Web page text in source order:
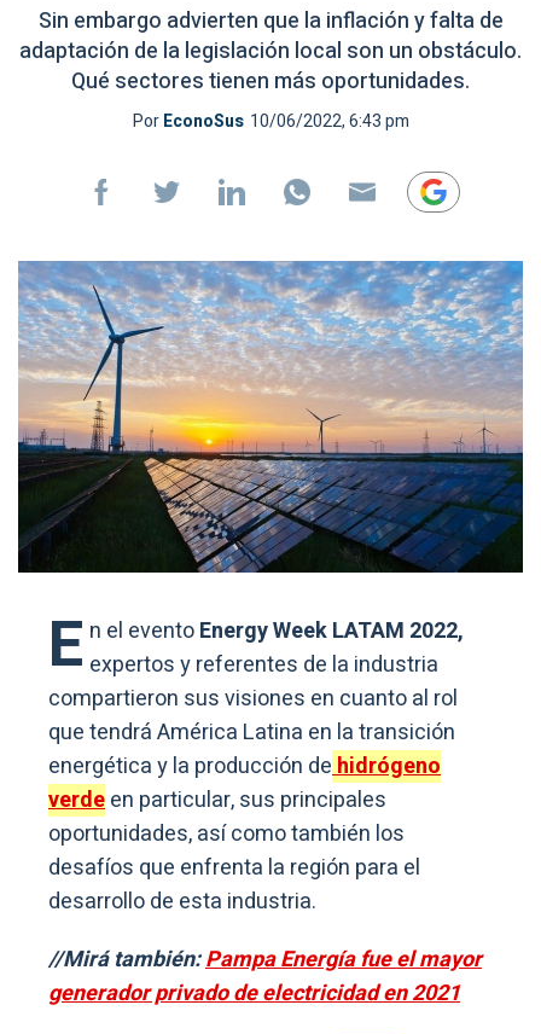
Sin embargo advierten que la inflación y falta de
adaptación de la legislación local son un obstáculo.
Qué sectores tienen más oportunidades.
PorEconoSus 10/06/2022, 6:43 pm
E n el eventoEnergy Week LATAM 2022,
expertos y referentes de la industria
compartieron sus visiones en cuanto al rol
que tendrá América Latina en la transición
energética y la producción dehidrógeno
verdeen particular, sus principales
oportunidades, así como también los
desafíos que enfrenta la región para el
desarrollo de esta industria.
//Mirá también:Pampa Energía fue el mayor
generador privado de electricidad en 2021